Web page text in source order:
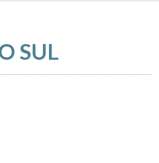
SUL